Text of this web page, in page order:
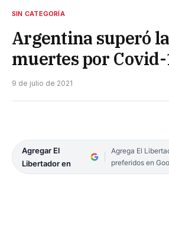
SIN CATEGORÍA
Argentina superó
muertes por
9 de julio de 2021
Agregar El
Libertador en
Agrega El
preferidos en